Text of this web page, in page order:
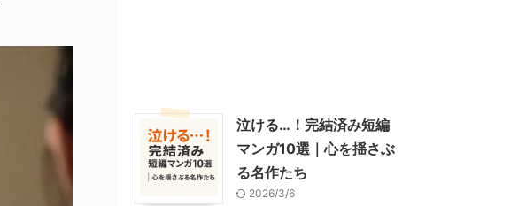
泣ける…！完結済み短編
マンガ10選｜心を揺さぶ
る名作たち
2026/3/6